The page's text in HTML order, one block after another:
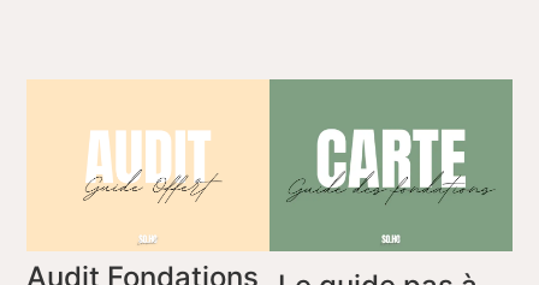
Audit Fondations